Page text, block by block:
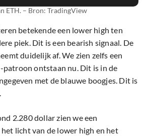
ETH. – Bron: TradingView
betekende een lower high ten
piek. Dit is een bearish signaal. De
duidelijk af. We zien zelfs een
ontstaan nu. Dit is in de
met de blauwe boogjes. Dit is
2.280 dollar zien we een
licht van de lower high en het